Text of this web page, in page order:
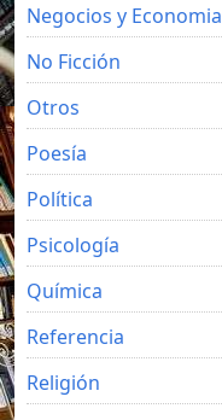
Negocios y Economia
No Ficción
Otros
Poesía
Política
Psicología
Química
Referencia
Religión